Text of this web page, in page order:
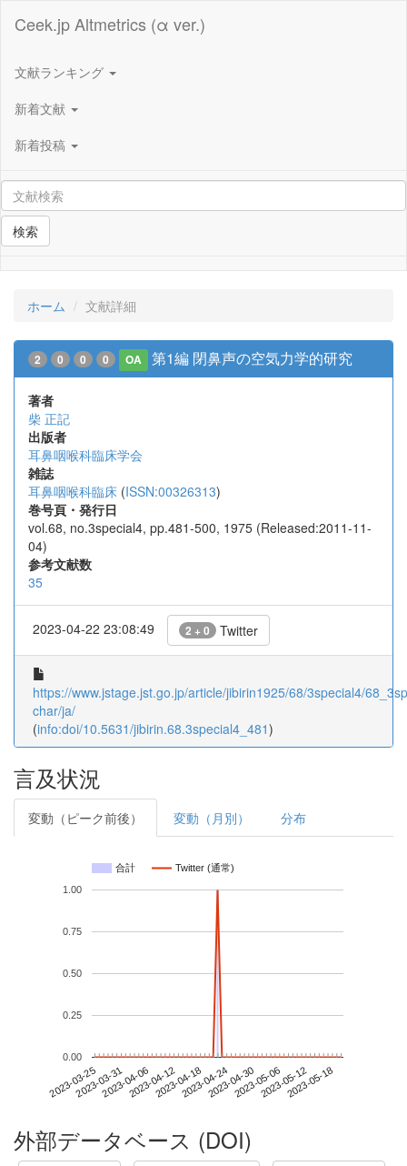
Ceek.jp Altmetrics (α ver.)
文献ランキング
新着文献
新着投稿
検索
ホーム 文献詳細
2 0 0 0 OA 第1編 閉鼻声の空気力学的研究
著者
柴 正記
出版者
耳鼻咽喉科臨床学会
雑誌
耳鼻咽喉科臨床 (ISSN:00326313)
巻号頁・発行日
vol.68, no.3special4, pp.481-500, 1975 (Released:2011-11-
04)
参考文献数
35
2023-04-22 23:08:49 2 + 0 Twitter
https://www.jstage.jst.go.jp/article/jibirin1925/68/3special4/
char/ja/
(info:doi/10.5631/jibirin.68.3special4_481)
言及状況
変動（ピーク前後） 変動（月別） 分布
合計 Twitter (通常)
2023-03-252023-03-312023-04-062023-04-122023-04-182023-04-242023-04-302023-05-062023-05-122023-05-18
0.00
0.25
0.50
0.75
1.00
外部データベース (DOI)